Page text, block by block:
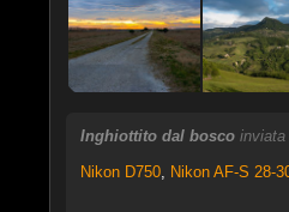
Inghiottito dal bosco inviata
Nikon D750, Nikon AF-S 28-